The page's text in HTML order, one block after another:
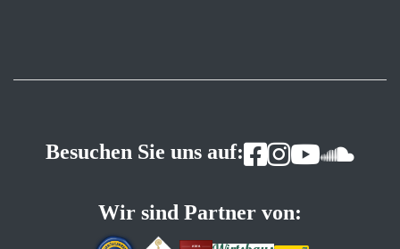
Besuchen Sie uns auf:
Wir sind Partner von: